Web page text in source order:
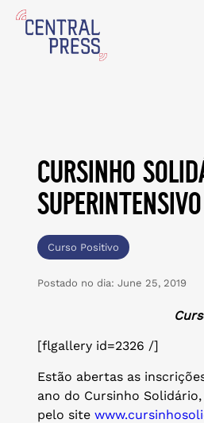
cursinho
superintensivo
Curso Positivo
Postado no dia: June 25, 2019
[flgallery id=2326 /]
Estão abertas as
ano do Cursinho
pelo site